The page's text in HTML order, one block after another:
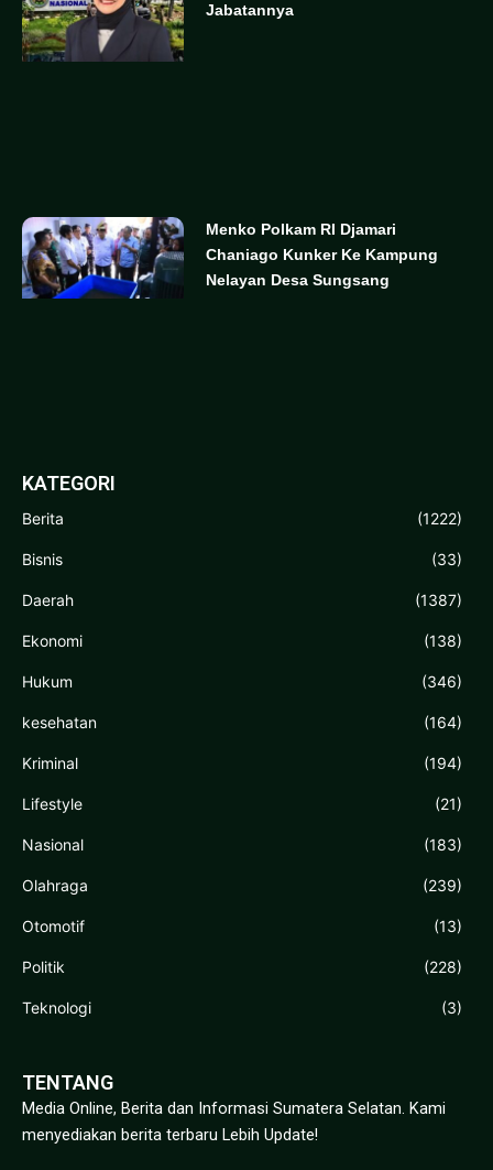
Jabatannya
Menko Polkam RI Djamari
Chaniago Kunker Ke Kampung
Nelayan Desa Sungsang
KATEGORI
Berita (1222)
Bisnis (33)
Daerah (1387)
Ekonomi (138)
Hukum (346)
kesehatan (164)
Kriminal (194)
Lifestyle (21)
Nasional (183)
Olahraga (239)
Otomotif (13)
Politik (228)
Teknologi (3)
TENTANG
Media Online, Berita dan Informasi Sumatera Selatan. Kami
menyediakan berita terbaru Lebih Update!